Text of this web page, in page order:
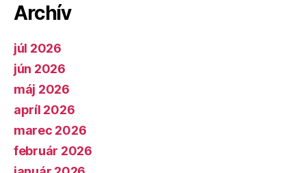
Archív
júl 2026
jún 2026
máj 2026
apríl 2026
marec 2026
február 2026